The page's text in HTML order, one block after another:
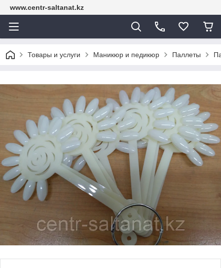
www.centr-saltanat.kz
Товары и услуги Маникюр и педикюр Паллеты